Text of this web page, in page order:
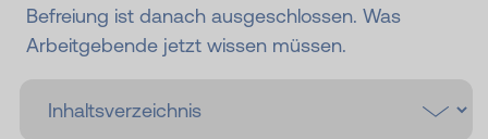
Befreiung ist danach ausgeschlossen. Was
Arbeitgebende jetzt wissen müssen.